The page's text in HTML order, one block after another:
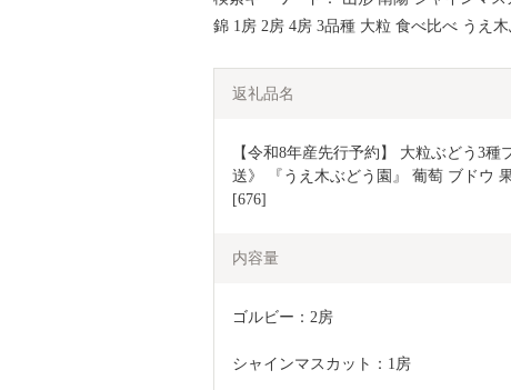
錦 1房 2房 4房 3品種 大粒 食べ比べ うえ
返礼品名
【令和8年産先行予約】 大粒ぶどう3
送》 『うえ木ぶどう園』 葡萄 ブドウ
[676]
内容量
ゴルビー：2房
シャインマスカット：1房